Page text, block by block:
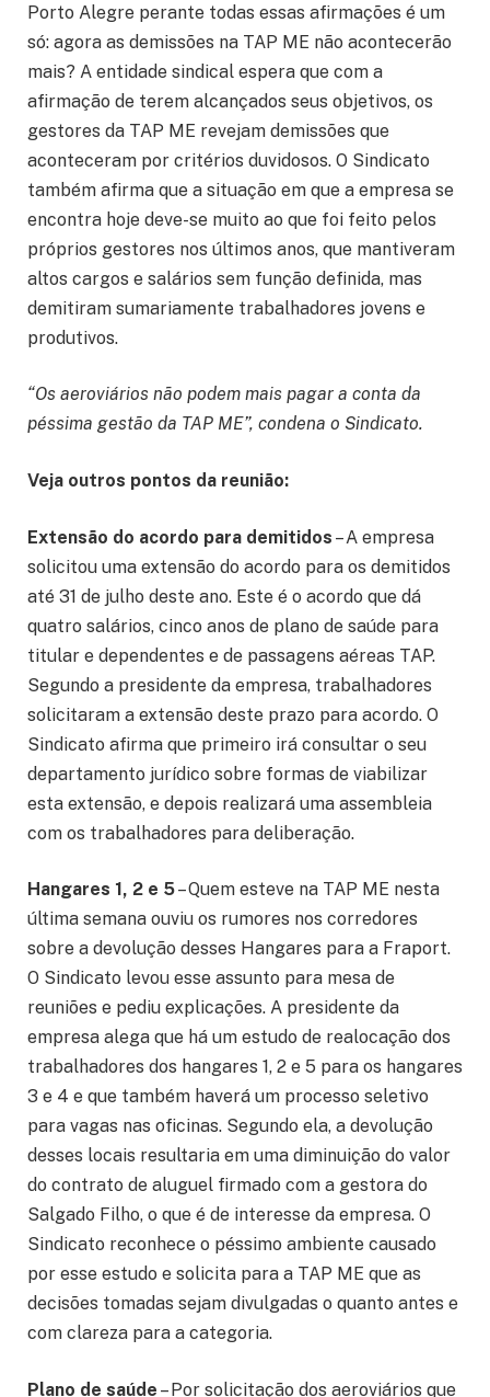
Porto Alegre perante todas essas afirmações é um
só: agora as demissões na TAP ME não acontecerão
mais? A entidade sindical espera que com a
afirmação de terem alcançados seus objetivos, os
gestores da TAP ME revejam demissões que
aconteceram por critérios duvidosos. O Sindicato
também afirma que a situação em que a empresa se
encontra hoje deve-se muito ao que foi feito pelos
próprios gestores nos últimos anos, que mantiveram
altos cargos e salários sem função definida, mas
demitiram sumariamente trabalhadores jovens e
produtivos.
“Os aeroviários não podem mais pagar a conta da
péssima gestão da TAP ME”, condena o Sindicato.
Veja outros pontos da reunião:
Extensão do acordo para demitidos – A empresa
solicitou uma extensão do acordo para os demitidos
até 31 de julho deste ano. Este é o acordo que dá
quatro salários, cinco anos de plano de saúde para
titular e dependentes e de passagens aéreas TAP.
Segundo a presidente da empresa, trabalhadores
solicitaram a extensão deste prazo para acordo. O
Sindicato afirma que primeiro irá consultar o seu
departamento jurídico sobre formas de viabilizar
esta extensão, e depois realizará uma assembleia
com os trabalhadores para deliberação.
Hangares 1, 2 e 5– Quem esteve na TAP ME nesta
última semana ouviu os rumores nos corredores
sobre a devolução desses Hangares para a Fraport.
O Sindicato levou esse assunto para mesa de
reuniões e pediu explicações. A presidente da
empresa alega que há um estudo de realocação dos
trabalhadores dos hangares 1, 2 e 5 para os hangares
3 e 4 e que também haverá um processo seletivo
para vagas nas oficinas. Segundo ela, a devolução
desses locais resultaria em uma diminuição do valor
do contrato de aluguel firmado com a gestora do
Salgado Filho, o que é de interesse da empresa. O
Sindicato reconhece o péssimo ambiente causado
por esse estudo e solicita para a TAP ME que as
decisões tomadas sejam divulgadas o quanto antes e
com clareza para a categoria.
Plano de saúde – Por solicitação dos aeroviários que